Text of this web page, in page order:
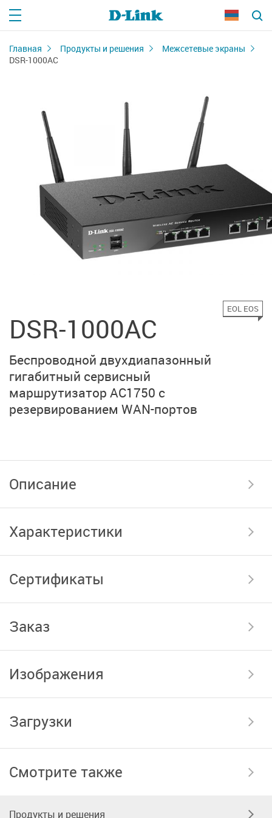
Главная Продукты и решения
Межсетевые экраны
DSR-1000AC
DSR-1000AC
EOL EOS
Беспроводной двухдиапазонный
гигабитный сервисный
маршрутизатор AC1750 с
резервированием WAN-портов
Описание
Характеристики
Сертификаты
Заказ
Изображения
Загрузки
Смотрите также
Продукты и решения